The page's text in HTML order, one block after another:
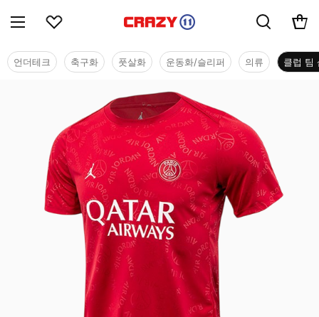
언더테크 축구화 풋살화 운동화/슬리퍼 의류 클럽 팀